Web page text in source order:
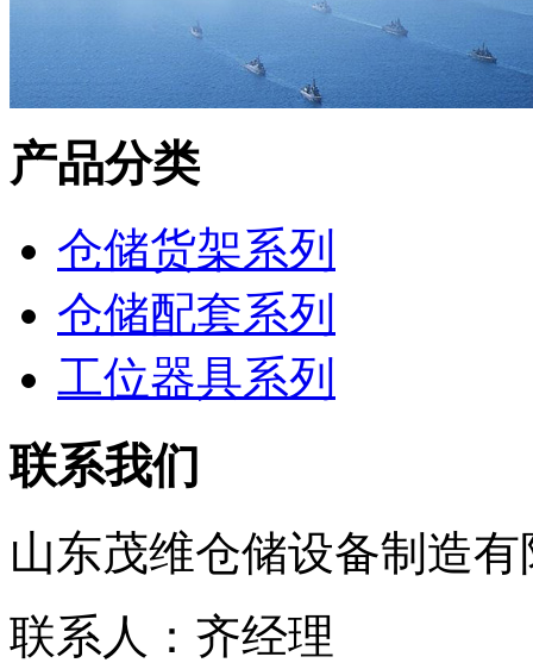
产品分类
仓储货架系列
仓储配套系列
工位器具系列
联系我们
山东茂维仓储设备制造
联系人：齐经理